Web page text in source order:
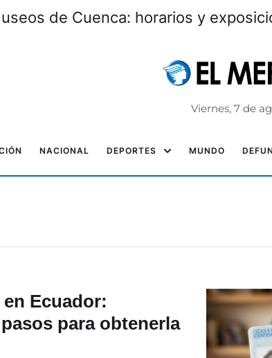
de Cuenca: horarios y
Viernes, 7 de
NACIONAL DEPORTES MUNDO
Ecuador:
para obtenerla